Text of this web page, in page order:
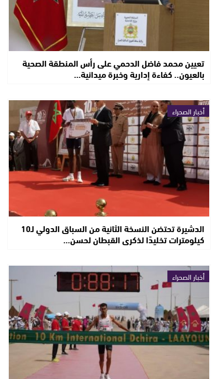
تعيين محمد فاضل الدحمي على رأس المنطقة الصحية
بالعيون.. كفاءة إدارية وخبرة ميدانية…
أخبار الصحراء
الدشيرة تحتضن النسخة الثانية من السباق الدولي لـ10
كيلومترات تخليدًا لذكرى القبطان لحسن…
أخبار الصحراء